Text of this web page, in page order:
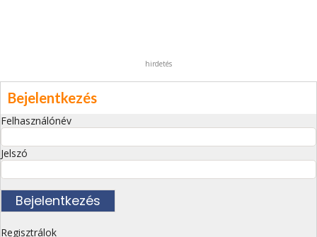
hirdetés
Bejelentkezés
Felhasználónév
Jelszó
Regisztrálok